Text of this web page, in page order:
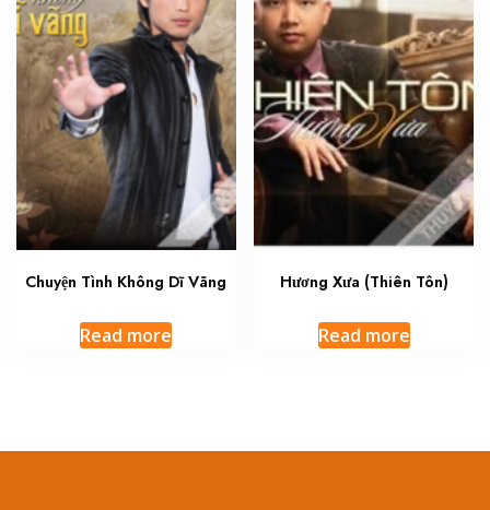
Chuyện Tình Không Dĩ Vãng
Read more
Hương Xưa (Thiên Tôn)
Read more